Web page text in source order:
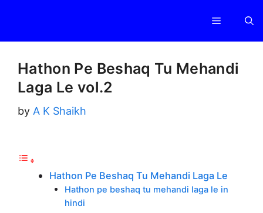
content
Menu
Hathon Pe Beshaq Tu Mehandi
Laga Le vol.2
by A K Shaikh
Hathon Pe Beshaq Tu Mehandi Laga Le
Hathon pe beshaq tu mehandi laga le in
hindi